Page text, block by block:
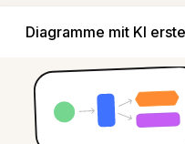
Diagramme mit KI